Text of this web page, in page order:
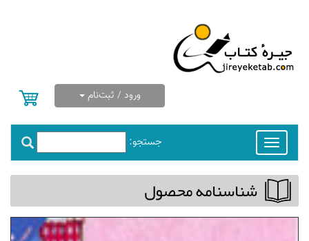
ورود / ثبت‌نام
جستجو:
Toggle
navigation
شناسنامه محصول